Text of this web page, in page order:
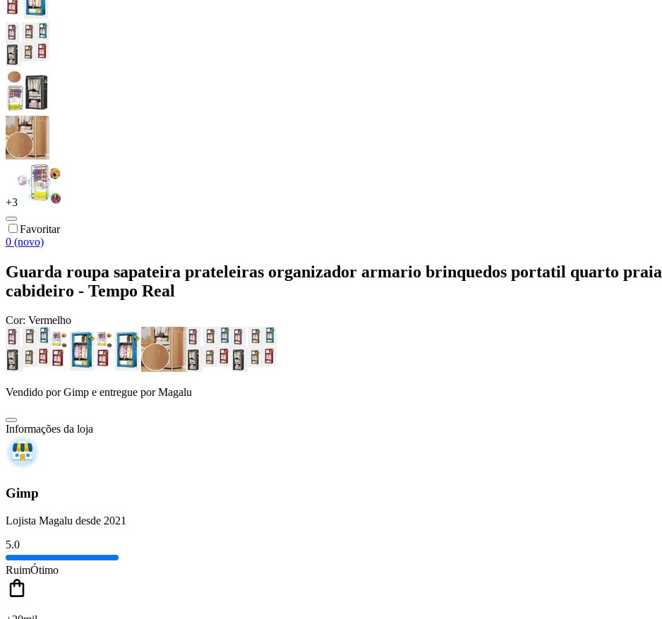
+3
Favoritar
0 (novo)
Guarda roupa sapateira prateleiras organizador armario brinquedos portatil quarto praia
cabideiro - Tempo Real
Cor: Vermelho
Vendido porGimp e entregue por Magalu
Informações da loja
Gimp
Lojista Magalu desde 2021
5.0
RuimÓtimo